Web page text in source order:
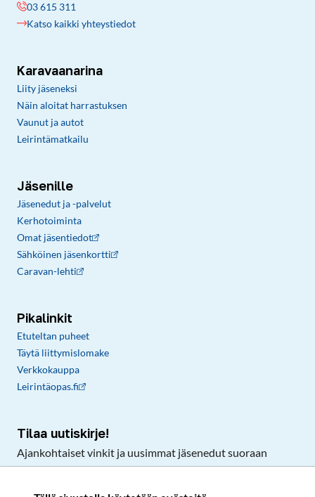
03 615 311
Katso kaikki yhteystiedot
Karavaanarina
Liity jäseneksi
Näin aloitat harrastuksen
Vaunut ja autot
Leirintämatkailu
Jäsenille
Jäsenedut ja -palvelut
Kerhotoiminta
Omat jäsentiedot
Sähköinen jäsenkortti
Caravan-lehti
Pikalinkit
Etuteltan puheet
Täytä liittymislomake
Verkkokauppa
Leirintäopas.fi
Tilaa uutiskirje!
Ajankohtaiset vinkit ja uusimmat jäsenedut suoraan